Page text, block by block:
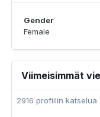
Gender
Female
Viimeisimmät
2916 profiilin katselua